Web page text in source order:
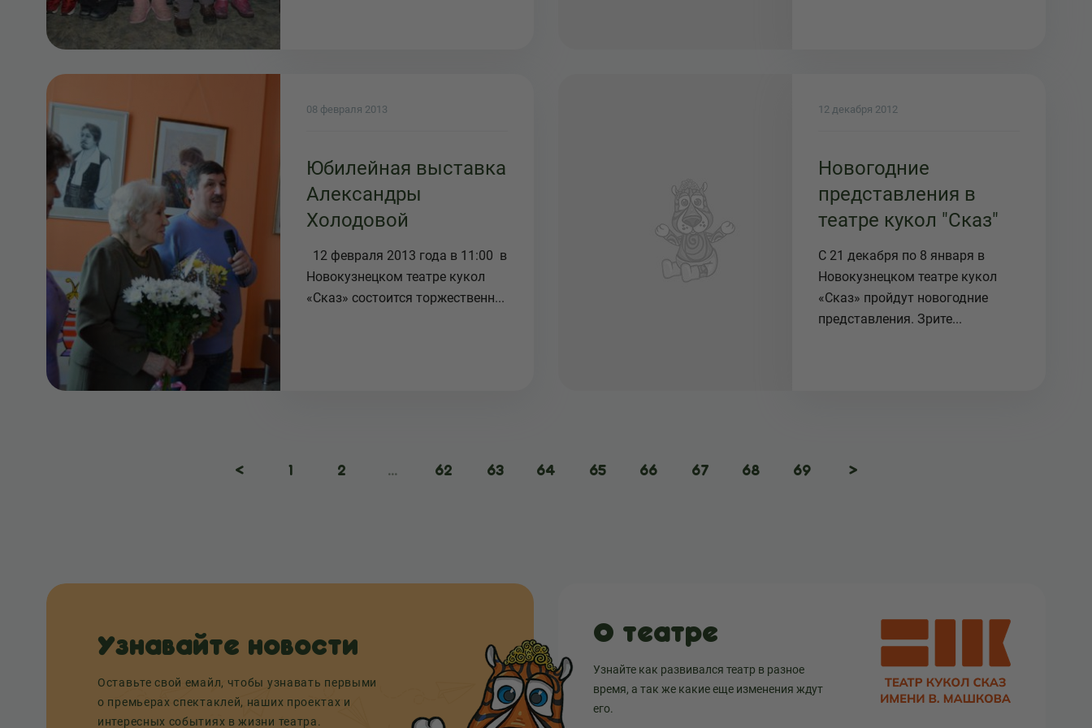
08 февраля 2013
Юбилейная выставка
Александры
Холодовой
12 февраля 2013 года в 11:00 в
Новокузнецком театре кукол
«Сказ» состоится торжественн...
12 декабря 2012
Новогодние
представления в
театре кукол "Сказ"
С 21 декабря по 8 января в
Новокузнецком театре кукол
«Сказ» пройдут новогодние
представления. Зрите...
< 1 2 ... 62 63 64 65 66 67 68 69 >
Узнавайте новости
Оставьте свой емайл, чтобы узнавать первыми
о премьерах спектаклей, наших проектах и
интересных событиях в жизни театра.
О театре
Узнайте как развивался театр в разное
время, а так же какие еще изменения ждут
его.